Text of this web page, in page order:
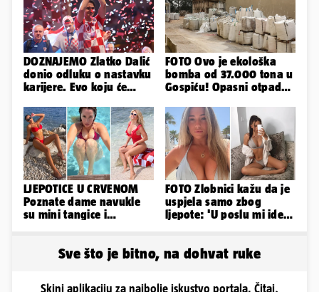
DOZNAJEMO Zlatko Dalić
donio odluku o nastavku
karijere. Evo koju će
FOTO Ovo je ekološka
bomba od 37.000 tona u
Gospiću! Opasni otpad
LJEPOTICE U CRVENOM
Poznate dame navukle
su mini tangice i
FOTO Zlobnici kažu da je
uspjela samo zbog
ljepote: 'U poslu mi ide
Sve što je bitno, na dohvat ruke
Skini aplikaciju za najbolje iskustvo portala. Čitaj,